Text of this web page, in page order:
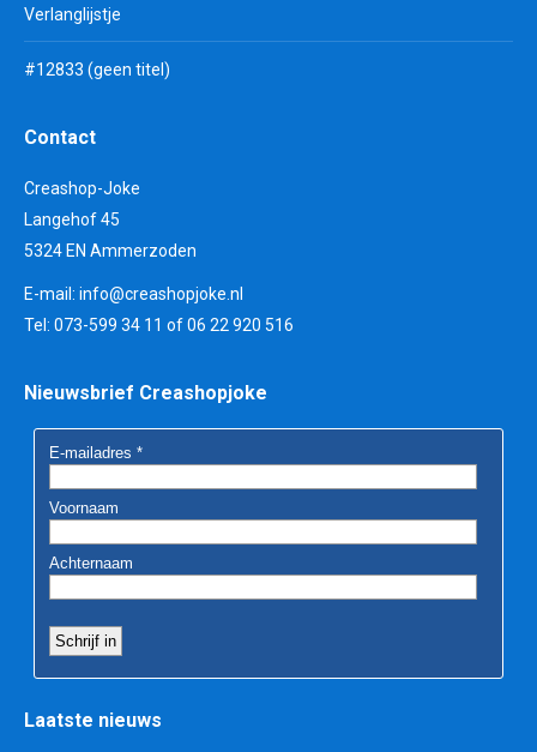
Verlanglijstje
#12833 (geen titel)
Contact
Creashop-Joke
Langehof 45
5324 EN Ammerzoden
E-mail: info@creashopjoke.nl
Tel: 073-599 34 11 of 06 22 920 516
Nieuwsbrief Creashopjoke
Laatste nieuws